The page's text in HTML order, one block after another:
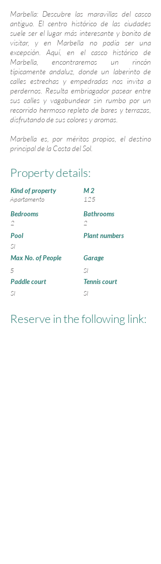
Marbella: Descubre las maravillas del casco
antiguo. El centro histórico de las ciudades
suele ser el lugar más interesante y bonito de
visitar, y en Marbella no podía ser una
excepción. Aquí, en el casco histórico de
Marbella, encontraremos un rincón
típicamente andaluz, donde un laberinto de
calles estrechas y empedradas nos invita a
perdernos. Resulta embriagador pasear entre
sus calles y vagabundear sin rumbo por un
recorrido hermoso repleto de bares y terrazas,
disfrutando de sus colores y aromas.
Marbella es, por méritos propios, el destino
principal de la Costa del Sol.
Property details:
Kind of property
Apartamento
Bedrooms
2
Pool
SI
Max No. of People
5
Paddle court
SI
M 2
125
Bathrooms
2
Plant numbers
Garage
SI
Tennis court
SI
Reserve in the following link: